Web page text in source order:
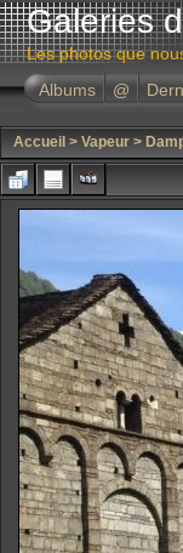
Galeries
Les photos que
Albums
@
Accueil > Vapeur >